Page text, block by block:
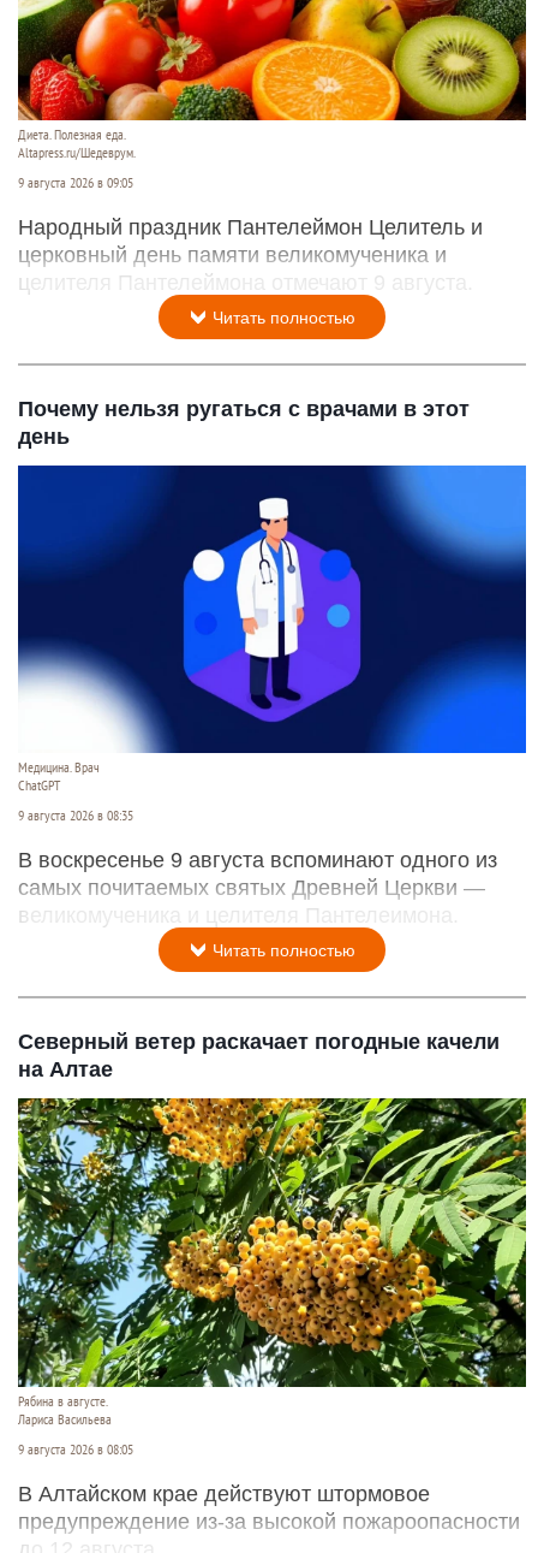
Диета. Полезная еда.
Altapress.ru/Шедеврум.
9 августа 2026 в 09:05
Народный праздник Пантелеймон Целитель и
церковный день памяти великомученика и
целителя Пантелеймона отмечают 9 августа.
Читать полностью
Почему нельзя ругаться с врачами в этот
день
Медицина. Врач
ChatGPT
9 августа 2026 в 08:35
В воскресенье 9 августа вспоминают одного из
самых почитаемых святых Древней Церкви —
великомученика и целителя Пантелеимона.
Читать полностью
Северный ветер раскачает погодные качели
на Алтае
Рябина в августе.
Лариса Васильева
9 августа 2026 в 08:05
В Алтайском крае действуют штормовое
предупреждение из-за высокой пожароопасности